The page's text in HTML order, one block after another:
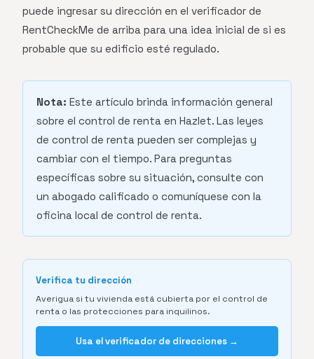
puede ingresar su dirección en el verificador de
RentCheckMe de arriba para una idea inicial de si es
probable que su edificio esté regulado.
Nota: Este artículo brinda información general
sobre el control de renta en Hazlet. Las leyes
de control de renta pueden ser complejas y
cambiar con el tiempo. Para preguntas
específicas sobre su situación, consulte con
un abogado calificado o comuníquese con la
oficina local de control de renta.
Verifica tu dirección
Averigua si tu vivienda está cubierta por el control de
renta o las protecciones para inquilinos.
Usa el verificador de direcciones →